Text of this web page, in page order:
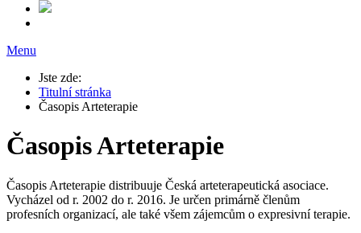
Menu
Jste zde:
Titulní stránka
Časopis Arteterapie
Časopis Arteterapie
Časopis Arteterapie distribuuje Česká arteterapeutická asociace.
Vycházel od r. 2002 do r. 2016. Je určen primárně členům
profesních organizací, ale také všem zájemcům o expresivní terapie.